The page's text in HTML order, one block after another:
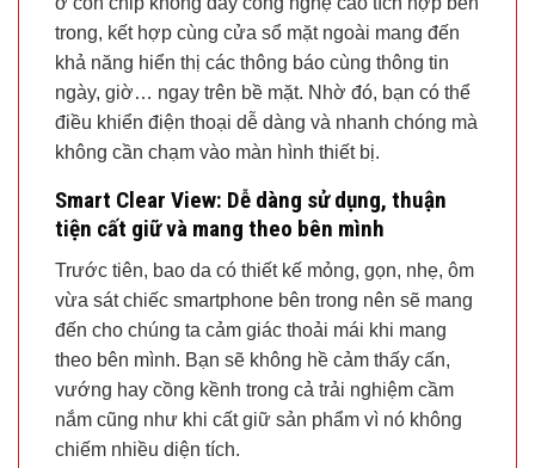
trong, kết hợp cùng cửa sổ mặt ngoài mang đến
khả năng hiển thị các thông báo cùng thông tin
ngày, giờ… ngay trên bề mặt. Nhờ đó, bạn có thể
điều khiển điện thoại dễ dàng và nhanh chóng mà
không cần chạm vào màn hình thiết bị.
Smart Clear View: Dễ dàng sử dụng, thuận
tiện cất giữ và mang theo bên mình
Trước tiên, bao da có thiết kế mỏng, gọn, nhẹ, ôm
vừa sát chiếc smartphone bên trong nên sẽ mang
đến cho chúng ta cảm giác thoải mái khi mang
theo bên mình. Bạn sẽ không hề cảm thấy cấn,
vướng hay cồng kềnh trong cả trải nghiệm cầm
nắm cũng như khi cất giữ sản phẩm vì nó không
chiếm nhiều diện tích.